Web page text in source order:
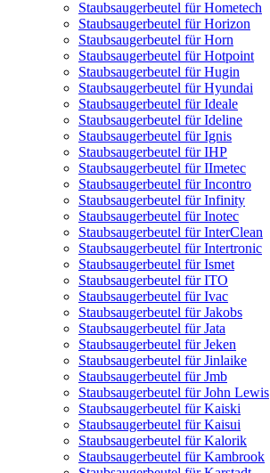
Staubsaugerbeutel für Hometech
Staubsaugerbeutel für Horizon
Staubsaugerbeutel für Horn
Staubsaugerbeutel für Hotpoint
Staubsaugerbeutel für Hugin
Staubsaugerbeutel für Hyundai
Staubsaugerbeutel für Ideale
Staubsaugerbeutel für Ideline
Staubsaugerbeutel für Ignis
Staubsaugerbeutel für IHP
Staubsaugerbeutel für IImetec
Staubsaugerbeutel für Incontro
Staubsaugerbeutel für Infinity
Staubsaugerbeutel für Inotec
Staubsaugerbeutel für InterClean
Staubsaugerbeutel für Intertronic
Staubsaugerbeutel für Ismet
Staubsaugerbeutel für ITO
Staubsaugerbeutel für Ivac
Staubsaugerbeutel für Jakobs
Staubsaugerbeutel für Jata
Staubsaugerbeutel für Jeken
Staubsaugerbeutel für Jinlaike
Staubsaugerbeutel für Jmb
Staubsaugerbeutel für John Lewis
Staubsaugerbeutel für Kaiski
Staubsaugerbeutel für Kaisui
Staubsaugerbeutel für Kalorik
Staubsaugerbeutel für Kambrook